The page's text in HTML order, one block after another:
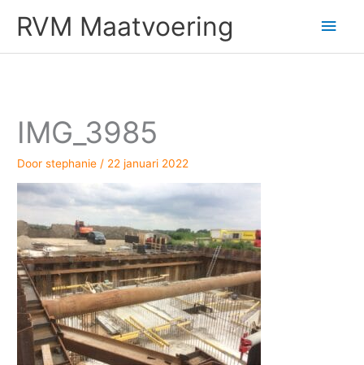
naarRVM Maatvoering
IMG_3985
Doorstephanie / 22 januari 2022